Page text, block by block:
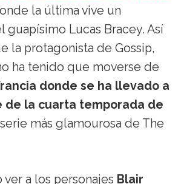
la última vive un
guapísimo Lucas Bracey. Así
la protagonista de Gossip,
ha tenido que moverse de
donde se ha llevado a
de la cuarta temporada de
más glamourosa de The
a los personajes Blair